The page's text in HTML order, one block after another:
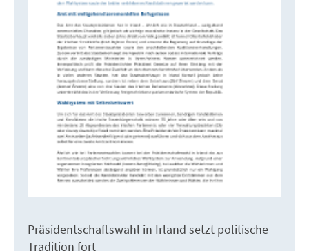
Präsidentschaftswahl in Irland setzt politische
Tradition fort